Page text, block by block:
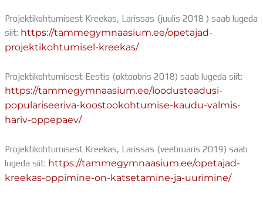
Projektikohtumisest Kreekas, Larissas (juulis 2018 ) saab lugeda
siit: https://tammegymnaasium.ee/opetajad-
projektikohtumisel-kreekas/
Projektikohtumisest Eestis (oktoobris 2018) saab lugeda siit:
https://tammegymnaasium.ee/loodusteadusi-
populariseeriva-koostookohtumise-kaudu-valmis-
hariv-oppepaev/
Projektikohtumisest Kreekas, Larissas (veebruaris 2019) saab
lugeda siit: https://tammegymnaasium.ee/opetajad-
kreekas-oppimine-on-katsetamine-ja-uurimine/